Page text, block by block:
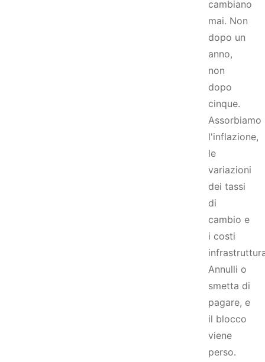
cambiano
mai. Non
dopo un
anno,
non
dopo
cinque.
Assorbiamo
l'inflazione,
le
variazioni
dei tassi
di
cambio e
i costi
Annulli o
smetta di
pagare, e
il blocco
viene
perso.